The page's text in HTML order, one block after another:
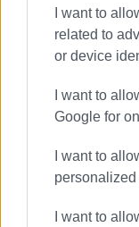
I want to
related to
or device
I want to
Google for
I want to
I want to
Εργάζεται